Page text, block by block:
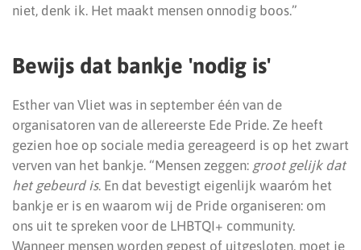
niet, denk ik. Het maakt mensen onnodig boos.”
Bewijs dat bankje 'nodig is'
Esther van Vliet was in september één van de
organisatoren van de allereerste Ede Pride. Ze heeft
gezien hoe op sociale media gereageerd is op het zwart
verven van het bankje. “Mensen zeggen: groot gelijk dat
het gebeurd is. En dat bevestigt eigenlijk waaróm het
bankje er is en waarom wij de Pride organiseren: om
ons uit te spreken voor de LHBTQI+ community.
Wanneer mensen worden gepest of uitgesloten, moet je